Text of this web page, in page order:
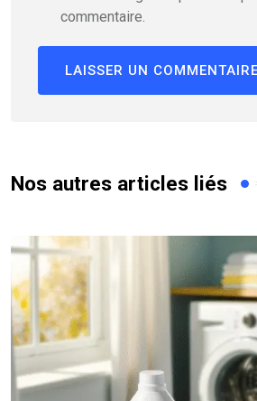
commentaire.
Nos autres articles liés